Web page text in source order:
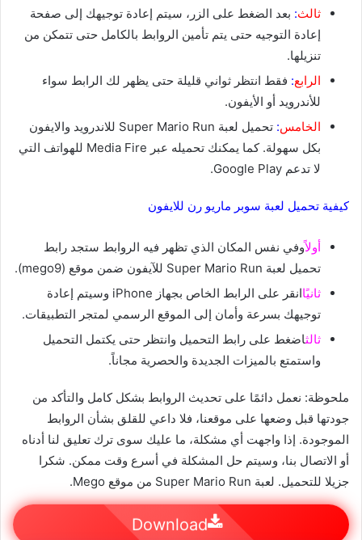
ثالث: بعد الضغط على الزر، سيتم إعادة توجيهك إلى صفحة
إعادة التوجيه حتى يتم تأمين الروابط بالكامل حتى تتمكن من
تنزيلها.
الرابع: فقط انتظر ثواني قليلة حتى يظهر لك الرابط سواء
للأندرويد أو الأيفون.
الخامس:
تحميل لعبة Super Mario Run للاندرويد والايفون
بكل سهولة. كما يمكنك تحميله عبر Media Fire للهواتف التي
لا تدعم Google Play.
كيفية تحميل لعبة سوبر ماريو رن للايفون
أولاًوفي نفس المكان الذي تظهر فيه الروابط ستجد رابط
تحميل لعبة Super Mario Run للآيفون ضمن موقع (mego9).
ثانيًا
انقر على الرابط الخاص بجهاز iPhone وسيتم إعادة
توجيهك بسرعة وأمان إلى الموقع الرسمي لمتجر التطبيقات.
ثالثاضغط على رابط التحميل وانتظر حتى يكتمل التحميل
واستمتع بالميزات الجديدة والحصرية مجاناً.
ملحوظة: نعمل دائمًا على تحديث الروابط بشكل كامل والتأكد من
جودتها قبل وضعها على موقعنا، فلا داعي للقلق بشأن الروابط
الموجودة. إذا واجهت أي مشكلة، ما عليك سوى ترك تعليق لنا أدناه
أو الاتصال بنا، وسيتم حل المشكلة في أسرع وقت ممكن. شكرا
جزيلا للتحميل. لعبة Super Mario Run من موقع Mego.
Download